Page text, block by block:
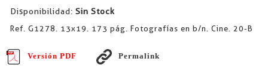
Disponibilidad: Sin Stock
Ref. G1278. 13x19. 173 pág. Fotografías en b/n. Cine. 20-B
Versión PDF Permalink